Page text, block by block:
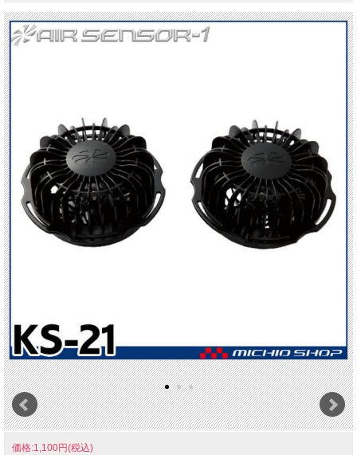
価格:1,100円(税込)